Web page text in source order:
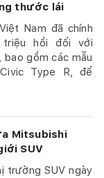
thước lái
Nam đã chính
hồi đối với
bao gồm các mẫu
Type R, để
Mitsubishi
SUV
trường SUV ngày